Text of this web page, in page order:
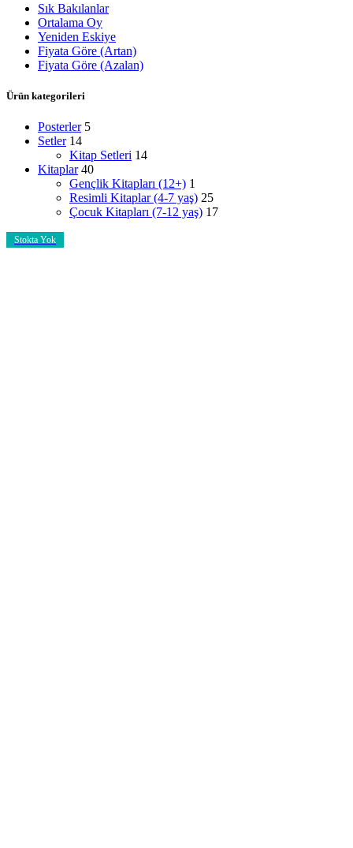
Sık Bakılanlar
Ortalama Oy
Yeniden Eskiye
Fiyata Göre (Artan)
Fiyata Göre (Azalan)
Ürün kategorileri
Posterler 5
Setler 14
Kitap Setleri 14
Kitaplar 40
Gençlik Kitapları (12+) 1
Resimli Kitaplar (4-7 yaş) 25
Çocuk Kitapları (7-12 yaş) 17
Stokta Yok